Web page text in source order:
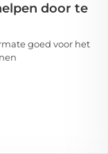
door te
goed voor het